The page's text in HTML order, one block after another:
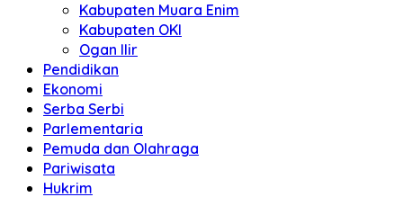
Kabupaten Muara Enim
Kabupaten OKI
Ogan Ilir
Pendidikan
Ekonomi
Serba Serbi
Parlementaria
Pemuda dan Olahraga
Pariwisata
Hukrim